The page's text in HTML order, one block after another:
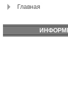
Главная